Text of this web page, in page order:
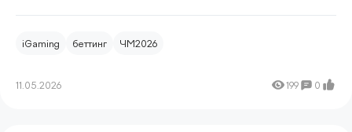
iGaming беттинг ЧМ2026
11.05.2026 199 0